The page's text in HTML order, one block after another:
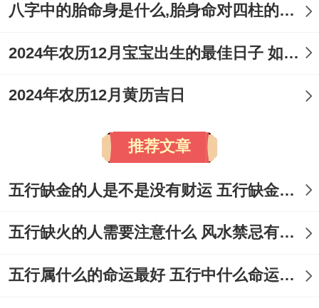
八字中的胎命身是什么,胎身命对四柱的影响
2024年农历12月宝宝出生的最佳日子 如何挑选适合的吉日
2024年农历12月黄历吉日
推荐文章
五行缺金的人是不是没有财运 五行缺金的人命运好不好
五行缺火的人需要注意什么 风水禁忌有哪些
五行属什么的命运最好 五行中什么命运势旺盛